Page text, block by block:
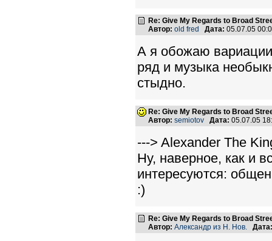
Re: Give My Regards to Broad
Автор: old fred Дата: 05.07.05
А я обожаю
ряд и музыка
стыдно.
Re: Give My Regards to Broad
Автор: semiotov Дата: 05.07.05
---> Alexander The
Ну, наверное, как и
интересуются:
:)
Re: Give My Regards to Broad
Автор: Александр из Н. Нов. Дата: